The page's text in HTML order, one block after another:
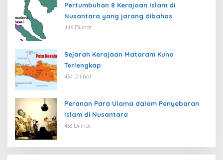
Pertumbuhan 8 Kerajaan Islam di
Nusantara yang jarang dibahas
446 Dilihat
Sejarah Kerajaan Mataram Kuno
Terlengkap
434 Dilihat
Peranan Para Ulama dalam Penyebaran
Islam di Nusantara
433 Dilihat